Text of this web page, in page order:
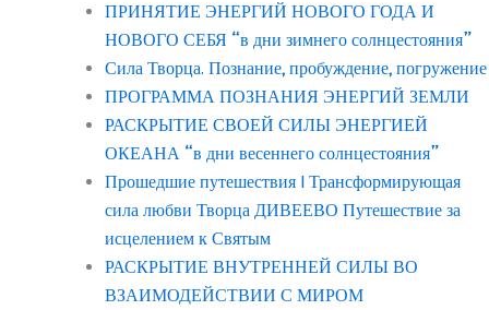
ПРИНЯТИЕ ЭНЕРГИЙ НОВОГО ГОДА И
НОВОГО СЕБЯ “в дни зимнего солнцестояния”
Сила Творца. Познание, пробуждение, погружение
ПРОГРАММА ПОЗНАНИЯ ЭНЕРГИЙ ЗЕМЛИ
РАСКРЫТИЕ СВОЕЙ СИЛЫ ЭНЕРГИЕЙ
ОКЕАНА “в дни весеннего солнцестояния”
Прошедшие путешествия | Трансформирующая
сила любви Творца ДИВЕЕВО Путешествие за
исцелением к Святым
РАСКРЫТИЕ ВНУТРЕННЕЙ СИЛЫ ВО
ВЗАИМОДЕЙСТВИИ С МИРОМ